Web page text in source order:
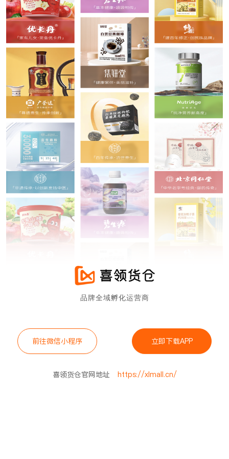
品牌全域孵化运营商
前往微信小程序 立即下载APP
喜领货仓官网地址 https://xlmall.cn/